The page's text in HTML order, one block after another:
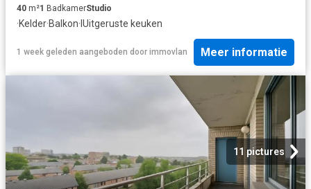
40 m²1 BadkamerStudio
·Kelder·Balkon· IUitgeruste keuken
1 week geleden aangeboden door immovlan Meer informatie
11 pictures